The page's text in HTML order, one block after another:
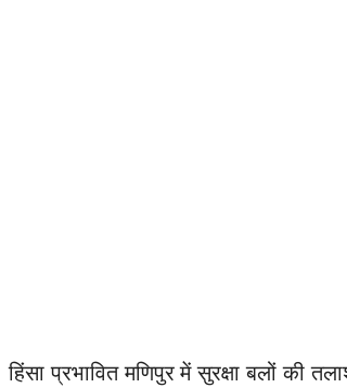
हिंसा प्रभावित मणिपुर में सुरक्षा बलों की